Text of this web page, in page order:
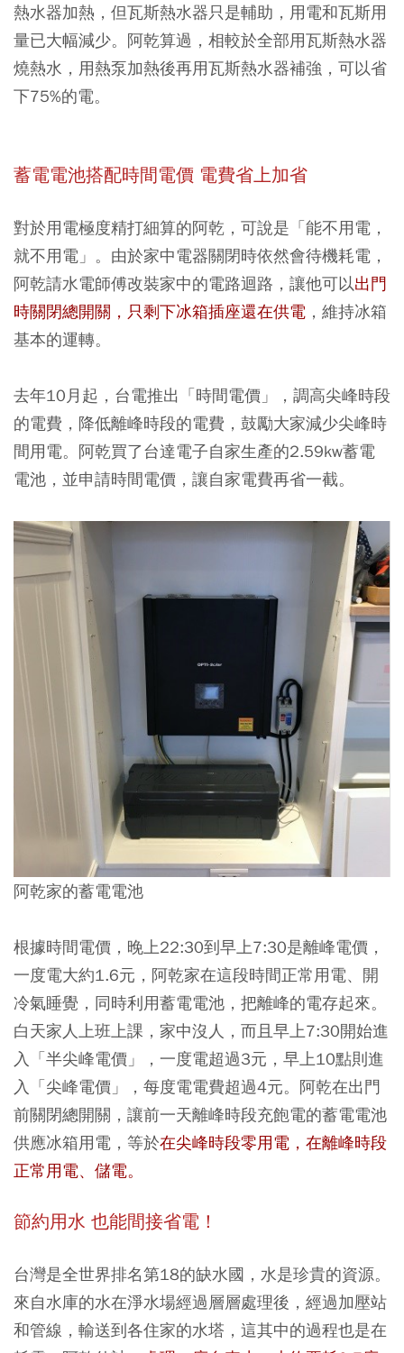
熱水器加熱，但瓦斯熱水器只是輔助，用電和瓦斯用
量已大幅減少。阿乾算過，相較於全部用瓦斯熱水器
燒熱水，用熱泵加熱後再用瓦斯熱水器補強，可以省
下75%的電。
蓄電電池搭配時間電價 電費省上加省
對於用電極度精打細算的阿乾，可說是「能不用電，
就不用電」。由於家中電器關閉時依然會待機耗電，
阿乾請水電師傅改裝家中的電路迴路，讓他可以出門
時關閉總開關 ，只剩下冰箱插座還在供電 ，維持冰箱
基本的運轉。
去年10月起，台電推出「時間電價」，調高尖峰時段
的電費，降低離峰時段的電費，鼓勵大家減少尖峰時
間用電。阿乾買了台達電子自家生產的2.59kw蓄電
電池，並申請時間電價，讓自家電費再省一截。
阿乾家的蓄電電池
根據時間電價，晚上22:30到早上7:30是離峰電價，
一度電大約1.6元，阿乾家在這段時間正常用電、開
冷氣睡覺，同時利用蓄電電池，把離峰的電存起來。
白天家人上班上課，家中沒人，而且早上7:30開始進
入「半尖峰電價」，一度電超過3元，早上10點則進
入「尖峰電價」，每度電電費超過4元。阿乾在出門
前關閉總開關，讓前一天離峰時段充飽電的蓄電電池
供應冰箱用電，等於在尖峰時段零用電，在離峰時段
正常用電、儲電。
節約用水 也能間接省電！
台灣是全世界排名第18的缺水國，水是珍貴的資源。
來自水庫的水在淨水場經過層層處理後，經過加壓站
和管線，輸送到各住家的水塔，這其中的過程也是在